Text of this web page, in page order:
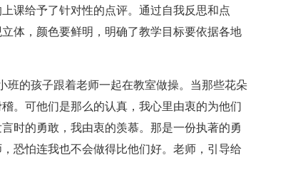
课给予了针对性的点评。通过自我反思和点
体，颜色要鲜明，明确了教学目标要依据各地
班的孩子跟着老师一起在教室做操。当那些花朵
。可他们是那么的认真，我心里由衷的为他们
时的勇敢，我由衷的羡慕。那是一份执著的勇
恐怕连我也不会做得比他们好。老师，引导给